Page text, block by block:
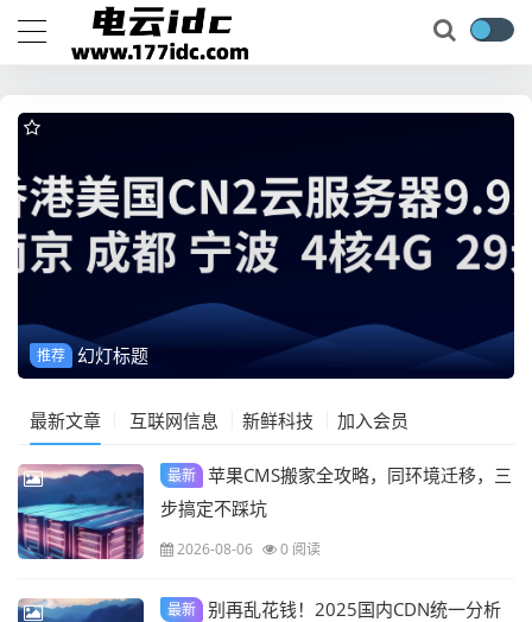
推荐 幻灯标题
最新文章 互联网信息 新鲜科技 加入会员
最新 苹果CMS搬家全攻略，同环境迁移，三
步搞定不踩坑
2026-08-06 0 阅读
最新 别再乱花钱！2025国内CDN统一分析